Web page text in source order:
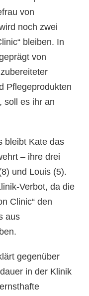
von
noch zwei
bleiben. In
von
Pflegeprodukten
soll es ihr an
bleibt Kate das
– ihre drei
und Louis (5).
Verbot, da die
Clinic“ den
aus
gegenüber
in der Klinik